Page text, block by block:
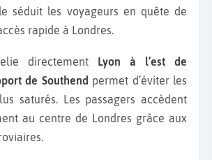
séduit les voyageurs en quête de
rapide à Londres.
directement Lyon à l’est de
de Southend permet d’éviter les
saturés. Les passagers accèdent
au centre de Londres grâce aux